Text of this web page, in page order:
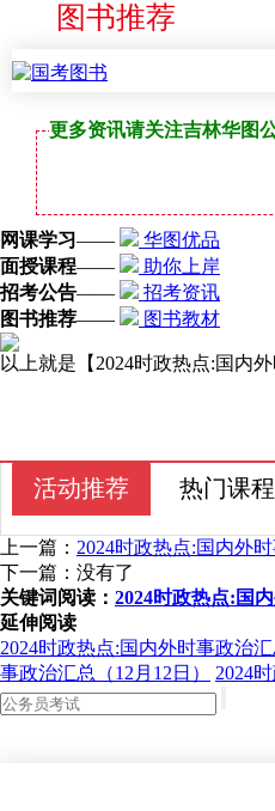
图书推荐
更多资讯请关注吉林华图
网课学习——
华图优品
面授课程——
助你上岸
招考公告——
招考资讯
图书推荐—— 图书教材
以上就是【2024时政热点:国内
活动推荐 热门课程
上一篇： 2024时政热点:国内外
下一篇：没有了
关键词阅读： 2024时政热点:国
延伸阅读
2024时政热点:国内外时事政治汇
事政治汇总（12月12日）
2024